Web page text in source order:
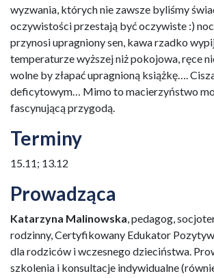
wyzwania, których nie zawsze byliśmy
oczywistości przestają być oczywiste :)
przynosi upragniony sen, kawa rzadko
temperaturze wyższej niż pokojowa, ręce
wolne by złapać upragnioną książkę….
deficytowym… Mimo to macierzyństwo
fascynującą przygodą.
Terminy
15.11; 13.12
Prowadząca
Katarzyna Malinowska, pedagog,
rodzinny, Certyfikowany Edukator
dla rodziców i wczesnego dzieciństwa.
szkolenia i konsultacje indywidualne